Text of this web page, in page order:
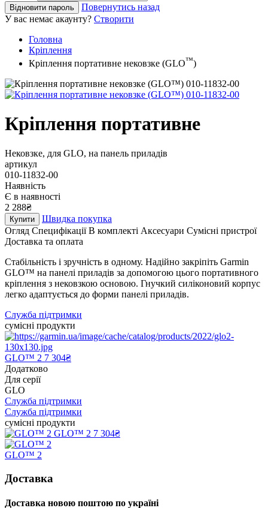
Відновити пароль
Повернутись назад
У вас немає акаунту? Створити
Головна
Кріплення
Кріплення портативне нековзке (GLO™)
Кріплення портативне
Нековзке, для GLO, на панель приладів
артикул
010-11832-00
Наявність
Є в наявності
2 288₴
Купити
Швидка покупка
Огляд Специфікації В комплекті Аксесуари Сумісні пристрої
Доставка та оплата
Стабільність і зручність в одному. Надійно закріпіть Garmin
GLO™ на панелі приладів за допомогою цього портативного
кріплення з нековзкою основою. Гнучкий силіконовий корпус
легко адаптується до форми панелі приладів.
Служба підтримки
сумісні продукти
GLO™ 2 7 304₴
Додатково
Для серії
GLO
Служба підтримки
Служба підтримки
сумісні продукти
GLO™ 2 7 304₴
GLO™ 2
Доставка
Доставка новою поштою по україні